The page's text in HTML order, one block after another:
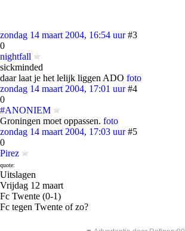
zondag 14 maart 2004, 16:54 uur #3
0
nightfall
sickminded
daar laat je het lelijk liggen ADO foto
zondag 14 maart 2004, 17:01 uur #4
0
#ANONIEM
Groningen moet oppassen. foto
zondag 14 maart 2004, 17:03 uur #5
0
Pirez
quote:
Uitslagen
Vrijdag 12 maart
Fc Twente (0-1)
Fc tegen Twente of zo?